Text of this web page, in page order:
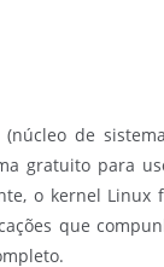
de
gratuito para
o kernel Linux
que